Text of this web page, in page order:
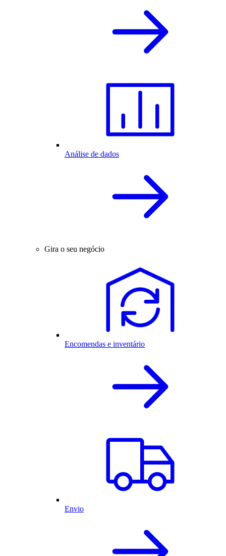
Análise de dados
Gira o seu negócio
Encomendas e inventário
Envio